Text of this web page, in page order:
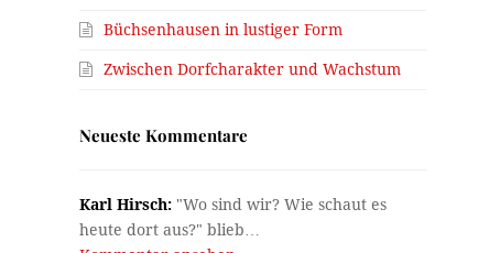
Büchsenhausen in lustiger Form
Zwischen Dorfcharakter und Wachstum
Neueste Kommentare
Karl Hirsch: "Wo sind wir? Wie schaut es
heute dort aus?" blieb…